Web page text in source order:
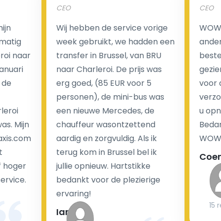
Een van de meest aantrekkelijke voordelen van
luchthaventaxi's is een vast tarief voor uw rit. In
tegenstelling tot traditionele taxi's met taxameter
brengen wij u geen extra kosten in rekening voor de
nachtrit.
We hebben geen ophaaltarief of extra kosten voor
wachttijd als uw vlucht vertraging heeft.
Kijk op onze website voor meer informatie over uw
transferkosten. Ons boekingsformulier bevat alle
mogelijke extra's die u kunt kiezen en de prijs die u
krijgt is transparant voor een passagier en een
naar
Mijn
hoger
CEO
Wij hebben de service vorige
week gebruikt, we hadden een
transfer in Brussel, van BRU
naar Charleroi. De prijs was
erg goed, (85 EUR voor 5
personen), de mini-bus was
een nieuwe Mercedes, de
chauffeur wasontzettend
aardig en zorgvuldig. Als ik
terug kom in Brussel bel ik
jullie opnieuw. Hartstikke
bedankt voor de plezierige
ervaring!
Ian
CEO
voor
u
15